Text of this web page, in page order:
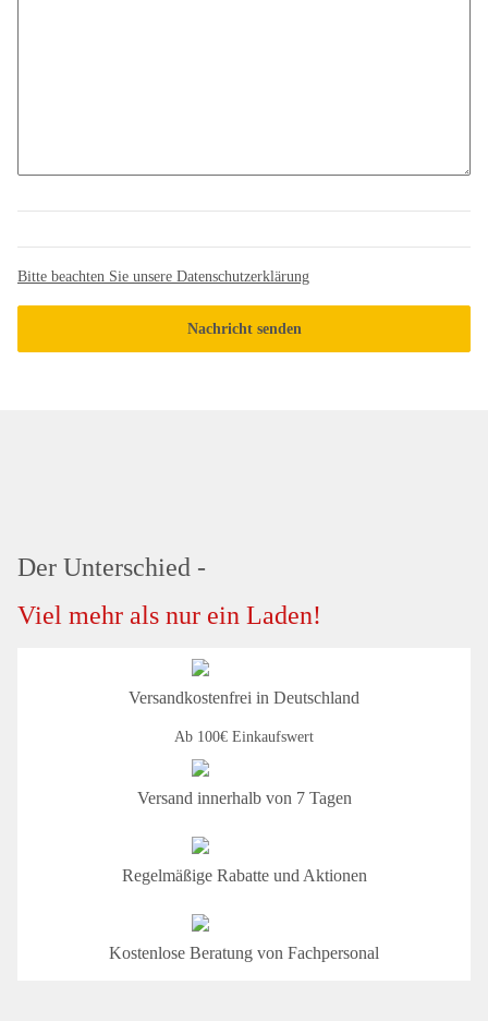
Bitte beachten Sie unsere Datenschutzerklärung
Nachricht senden
Der Unterschied -
Viel mehr als nur ein Laden!
Versandkostenfrei in Deutschland
Ab 100€ Einkaufswert
Versand innerhalb von 7 Tagen
Regelmäßige Rabatte und Aktionen
Kostenlose Beratung von Fachpersonal